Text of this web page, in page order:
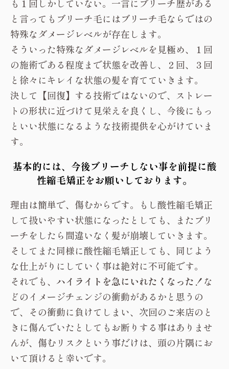
店くださいました。
ブリーチ毛などのダメージ毛に施術が可能なの
が酸性縮毛矯正？
結論から言うと、ブリーチ毛など通常お断りされ
るような髪質にも対応可能なのは酸性縮毛矯正と
いう認識で、間違いではありません。ただ施術可
能だからといって、リスクなく施術が可能という
事は 絶対にありえません。
も様々なダメージレベルが存在します。
も１回しかしていない。一言にブリーチ歴がある
と言ってもブリーチ毛にはブリーチ毛ならではの
特殊なダメージレベルが存在します。
そういった特殊なダメージレベルを見極め、１回
の施術である程度まで状態を改善し、２回、３回
と徐々にキレイな状態の髪を育てていきます。
決して【回復】する技術ではないので、ストレー
トの形状に近づけて見栄えを良くし、今後にもっ
といい状態になるような技術提供を心がけていま
す。